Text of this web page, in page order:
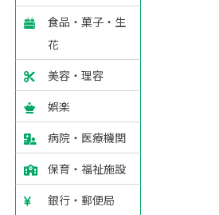
食品・菓子・生
花
美容・理容
娯楽
病院・医療機関
保育・福祉施設
銀行・郵便局